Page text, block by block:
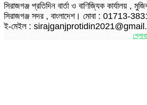
সিরাজগঞ্জ প্রতিদিন বার্তা ও বাণিজ্যিক কার্যালয় ,
সিরাজগঞ্জ সদর , বাংলাদেশ। মোবা : 01713-
ই-মেইল :